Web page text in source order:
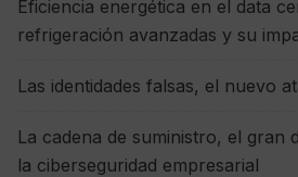
Eficiencia energética en el data
refrigeración avanzadas y su
Las identidades falsas, el nuevo
La cadena de suministro, el gran
la ciberseguridad empresarial